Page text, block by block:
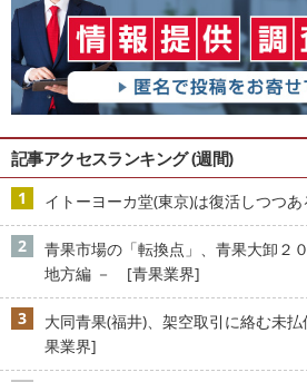
記事アクセスランキング (週間)
イトーヨーカ堂(東京)は復活しつつ
青果市場の「転換点」、青果大卸
地方編 － [青果業界]
大同青果(福井)、架空取引に絡む未
果業界]